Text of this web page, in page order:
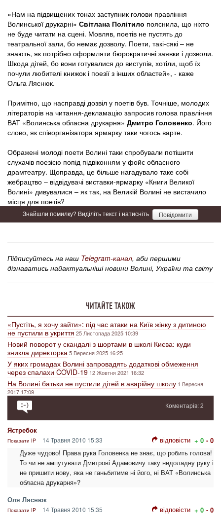
«Нам на підвищених тонах заступник голови правління
Волинської друкарні» Світлана Політило пояснила, що ніхто
не буде читати на сцені. Мовляв, поетів не пустять до
театральної зали, бо немає дозволу. Поети, такі-сякі – не
знають, як потрібно оформляти бюрократичні заявки і дозволи.
Шкода дітей, бо вони готувалися до виступів, хотіли, щоб їх
почули любителі книжок і поезії з інших областей», - каже
Ольга Ляснюк.
Примітно, що насправді дозвіл у поетів був. Точніше, молодих
літераторів на читання-декламацію запросив голова правління
ВАТ «Волинська обласна друкарня» Дмитро Головенко. Його
слово, як співорганізатора ярмарку таки чогось варте.
Ображені молоді поети Волині таки спробували потішити
слухачів поезією попід підвіконням у фойє обласного
драмтеатру. Щоправда, це більше нагадувало таке собі
жебрацтво – відвідувачі виставки-ярмарку «Книги Великої
Волині» дивувалися – як так, на Великій Волині не вистачило
місця для поетів?
Знайшли помилку? Виділіть текст і натисніть Повідомити
Підписуйтесь на наш Telegram-канал, аби першими
дізнаватись найактуальніші новини Волині, України та світу
ЧИТАЙТЕ ТАКОЖ
«Пустіть, я хочу зайти»: під час атаки на Київ жінку з дитиною
не пустили в укриття25 Листопада 2025 10:39
Новий поворот у скандалі з шортами в школі Києва: куди
зникла директорка5 Вересня 2025 16:25
У яких громадах Волині запровадять додаткові обмеження
через спалахи COVID-19 12 Жовтня 2021 16:32
На Волині батьки не пустили дітей в аварійну школу 1 Вересня
2017 17:09
Коментарів: 2
Ястребок
Показати IP 14 Травня 2010 15:33 відповісти + 0 - 0
Дуже чудово! Права рука Головенка не знає, що робить голова!
То чи не ампутувати Дмитрові Адамовичу таку недоладну руку і
не пришити нову, яка не ганьбитиме ні його, ні ВАТ «Волинська
обласна друкарня»?
Оля Ляснюк
Показати IP 14 Травня 2010 15:35 відповісти + 0 - 0